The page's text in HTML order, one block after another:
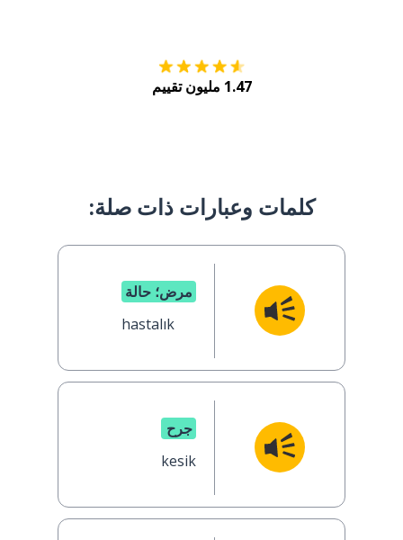
1.47 مليون تقييم
كلمات وعبارات ذات صلة:
مرض؛ حالة
hastalık
جرح
kesik